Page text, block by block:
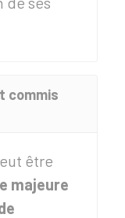
commis
être
majeure